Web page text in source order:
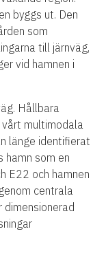
byggs ut. Den
som
till järnväg,
vid hamnen i
Hållbara
multimodala
länge identifierat
hamn som en
E22 och hamnen
centrala